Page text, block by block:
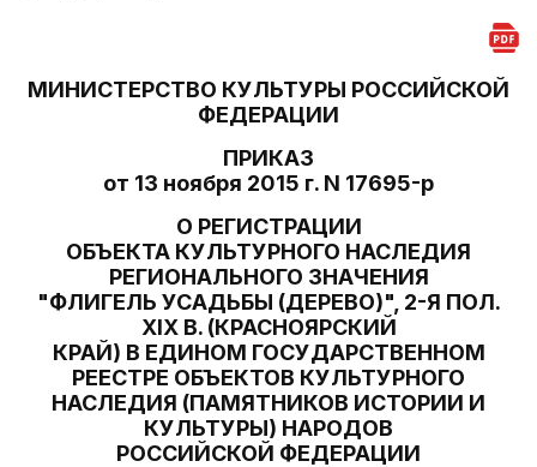
МИНИСТЕРСТВО КУЛЬТУРЫ РОССИЙСКОЙ
ФЕДЕРАЦИИ
ПРИКАЗ
от 13 ноября 2015 г. N 17695-р
О РЕГИСТРАЦИИ
ОБЪЕКТА КУЛЬТУРНОГО НАСЛЕДИЯ
РЕГИОНАЛЬНОГО ЗНАЧЕНИЯ
"ФЛИГЕЛЬ УСАДЬБЫ (ДЕРЕВО)", 2-Я ПОЛ.
XIX В. (КРАСНОЯРСКИЙ
КРАЙ) В ЕДИНОМ ГОСУДАРСТВЕННОМ
РЕЕСТРЕ ОБЪЕКТОВ КУЛЬТУРНОГО
НАСЛЕДИЯ (ПАМЯТНИКОВ ИСТОРИИ И
КУЛЬТУРЫ) НАРОДОВ
РОССИЙСКОЙ ФЕДЕРАЦИИ